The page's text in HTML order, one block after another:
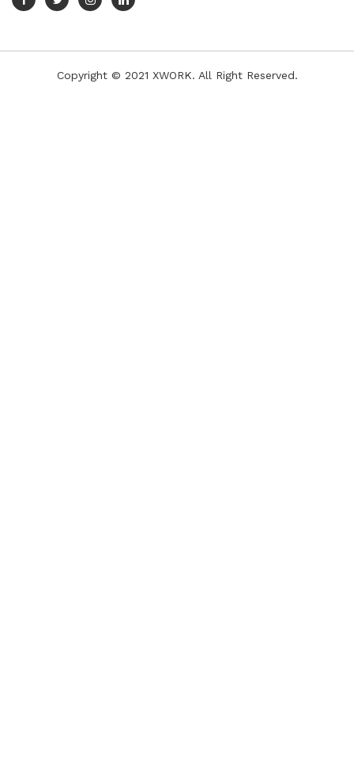
Copyright © 2021 XWORK. All Right Reserved.